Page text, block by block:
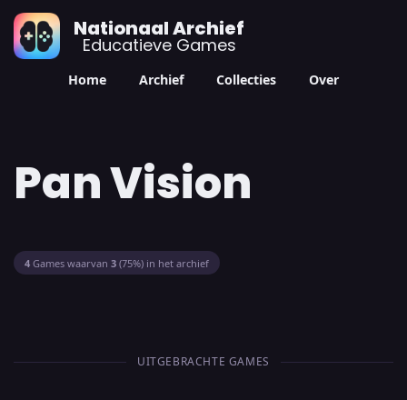
Nationaal Archief
Educatieve Games
Home Archief Collecties Over
Pan Vision
4 Games waarvan3 (75%) in het archief
UITGEBRACHTE GAMES